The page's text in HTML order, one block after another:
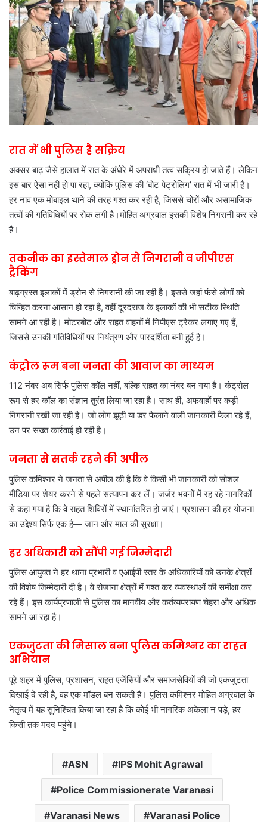
रात में भी पुलिस है सक्रिय
अक्सर बाढ़ जैसे हालात में रात के अंधेरे में अपराधी तत्व सक्रिय हो जाते हैं। लेकिन
इस बार ऐसा नहीं हो पा रहा, क्योंकि पुलिस की ‘बोट पेट्रोलिंग’ रात में भी जारी है।
हर नाव एक मोबाइल थाने की तरह गश्त कर रही है, जिससे चोरों और असामाजिक
तत्वों की गतिविधियों पर रोक लगी है।मोहित अग्रवाल इसकी विशेष निगरानी कर रहे
है।
तकनीक का इस्तेमाल ड्रोन से निगरानी व जीपीएस
ट्रैकिंग
बाढ़ग्रस्त इलाकों में ड्रोन से निगरानी की जा रही है। इससे जहां फंसे लोगों को
चिन्हित करना आसान हो रहा है, वहीं दूरदराज के इलाकों की भी सटीक स्थिति
सामने आ रही है। मोटरबोट और राहत वाहनों में निपीएस ट्रैकर लगाए गए हैं,
जिससे उनकी गतिविधियों पर नियंत्रण और पारदर्शिता बनी हुई है।
कंट्रोल रूम बना जनता की आवाज का माध्यम
112 नंबर अब सिर्फ पुलिस कॉल नहीं, बल्कि राहत का नंबर बन गया है। कंट्रोल
रूम से हर कॉल का संज्ञान तुरंत लिया जा रहा है। साथ ही, अफवाहों पर कड़ी
निगरानी रखी जा रही है। जो लोग झूठी या डर फैलाने वाली जानकारी फैला रहे हैं,
उन पर सख्त कार्रवाई हो रही है।
जनता से सतर्क रहने की अपील
पुलिस कमिश्नर ने जनता से अपील की है कि वे किसी भी जानकारी को सोशल
मीडिया पर शेयर करने से पहले सत्यापन कर लें। जर्जर भवनों में रह रहे नागरिकों
से कहा गया है कि वे राहत शिविरों में स्थानांतरित हो जाएं। प्रशासन की हर योजना
का उद्देश्य सिर्फ एक है— जान और माल की सुरक्षा।
हर अधिकारी को सौंपी गई जिम्मेदारी
पुलिस आयुक्त ने हर थाना प्रभारी व एआईपी स्तर के अधिकारियों को उनके क्षेत्रों
की विशेष जिम्मेदारी दी है। वे रोजाना क्षेत्रों में गश्त कर व्यवस्थाओं की समीक्षा कर
रहे हैं। इस कार्यप्रणाली से पुलिस का मानवीय और कर्तव्यपरायण चेहरा और अधिक
सामने आ रहा है।
एकजुटता की मिसाल बना पुलिस कमिश्नर का राहत
अभियान
पूरे शहर में पुलिस, प्रशासन, राहत एजेंसियों और समाजसेवियों की जो एकजुटता
दिखाई दे रही है, वह एक मॉडल बन सकती है। पुलिस कमिश्नर मोहित अग्रवाल के
नेतृत्व में यह सुनिश्चित किया जा रहा है कि कोई भी नागरिक अकेला न पड़े, हर
किसी तक मदद पहुंचे।
ASN IPS Mohit Agrawal
Police Commissionerate Varanasi
Varanasi News Varanasi Police